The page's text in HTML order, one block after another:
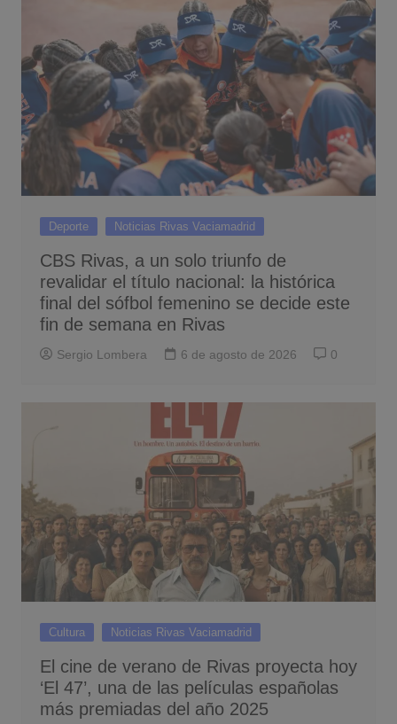
Deporte Noticias Rivas Vaciamadrid
CBS Rivas, a un solo triunfo de
revalidar el título nacional: la histórica
final del sófbol femenino se decide este
fin de semana en Rivas
Sergio Lombera 6 de agosto de 2026 0
Cultura Noticias Rivas Vaciamadrid
El cine de verano de Rivas proyecta hoy
‘El 47’, una de las películas españolas
más premiadas del año 2025